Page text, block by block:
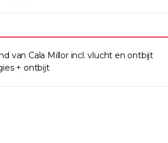
van Cala Millor incl. vlucht en ontbijt
+ ontbijt